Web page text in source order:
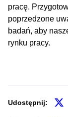
pracę.
poprzedzone
badań, aby
rynku pracy.
Udostępnij: